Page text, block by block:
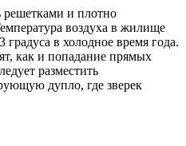
решетками и плотно
воздуха в жилище
в холодное время года.
как и попадание прямых
разместить
дупло, где зверек